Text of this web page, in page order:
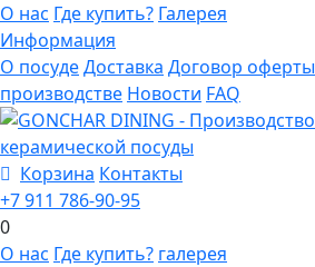
О нас Где купить? Галерея
Информация
О посудеДоставка Договор оферты
производстве Новости FAQ
Корзина Контакты
+7 911 786-90-95
0
О нас Где купить? галерея